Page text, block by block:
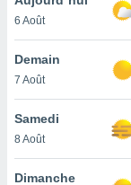
et
»,
au
vous
qu'ils
ou
6 Août
Demain
7 Août
Samedi
8 Août
Dimanche